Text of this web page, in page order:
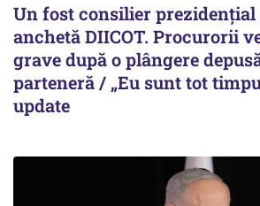
Un fost consilier prezidențial
anchetă DIICOT. Procurorii
grave după o plângere
parteneră / „Eu sunt tot
update